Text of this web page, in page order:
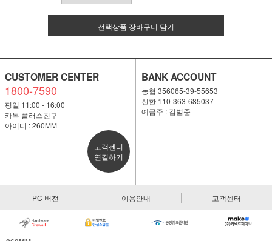
선택상품 장바구니 담기
CUSTOMER CENTER
1800-7590
평일 11:00 - 16:00
카톡 플러스친구
아이디 : 260MM
고객센터
연결하기
BANK ACCOUNT
농협 356065-39-55653
신한 110-363-685037
예금주 : 김범준
PC 버전 이용안내 고객센터